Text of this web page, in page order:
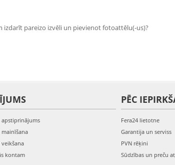
izdarīt pareizo izvēli un pievienot fotoattēlu(-us)?
apstiprinājums
mainīšana
kontam
PĒC
Fera24 lietotne
Garantija un serviss
PVN rēķini
Sūdzības un preču